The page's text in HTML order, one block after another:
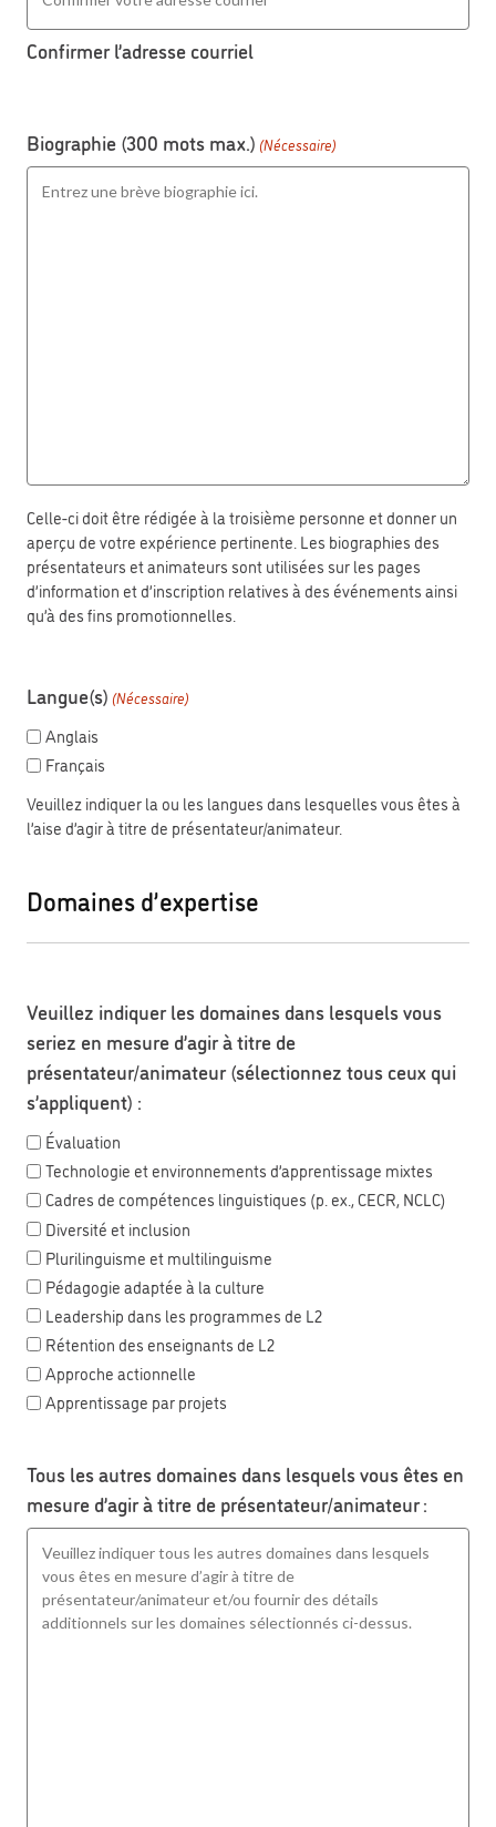
Confirmer l’adresse courriel
Biographie (300 mots max.) (Nécessaire)
Celle-ci doit être rédigée à la troisième personne et donner un
aperçu de votre expérience pertinente. Les biographies des
présentateurs et animateurs sont utilisées sur les pages
d’information et d’inscription relatives à des événements ainsi
qu’à des fins promotionnelles.
Langue(s) (Nécessaire)
Anglais
Français
Veuillez indiquer la ou les langues dans lesquelles vous êtes à
l’aise d’agir à titre de présentateur/animateur.
Domaines d’expertise
Veuillez indiquer les domaines dans lesquels vous
seriez en mesure d’agir à titre de
présentateur/animateur (sélectionnez tous ceux qui
s’appliquent) :
Évaluation
Technologie et environnements d’apprentissage mixtes
Cadres de compétences linguistiques (p. ex., CECR, NCLC)
Diversité et inclusion
Plurilinguisme et multilinguisme
Pédagogie adaptée à la culture
Leadership dans les programmes de L2
Rétention des enseignants de L2
Approche actionnelle
Apprentissage par projets
Tous les autres domaines dans lesquels vous êtes en
mesure d’agir à titre de présentateur/animateur :